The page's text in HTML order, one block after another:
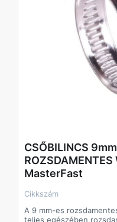
CSŐBILINCS
MasterFast
Cikkszám
A 9 mm-es
teljes egészében